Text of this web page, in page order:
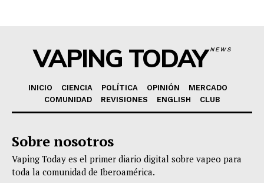
VAPING TODAYNEWS
INICIO CIENCIA POLÍTICA OPINIÓN
MERCADO
COMUNIDAD
REVISIONES ENGLISH CLUB
Sobre nosotros
Vaping Today es el primer diario digital sobre vapeo para
toda la comunidad de Iberoamérica.